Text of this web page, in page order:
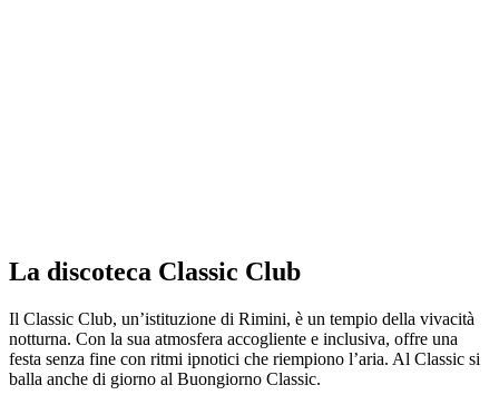
La discoteca Classic Club
Il Classic Club, un’istituzione di Rimini, è un tempio della vivacità
notturna. Con la sua atmosfera accogliente e inclusiva, offre una
festa senza fine con ritmi ipnotici che riempiono l’aria. Al Classic si
balla anche di giorno al Buongiorno Classic.